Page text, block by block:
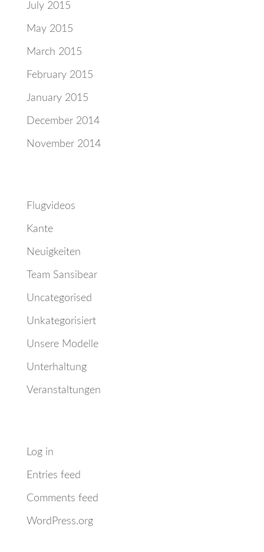
July 2015
May 2015
March 2015
February 2015
January 2015
December 2014
November 2014
Flugvideos
Kante
Neuigkeiten
Team Sansibear
Uncategorised
Unkategorisiert
Unsere Modelle
Unterhaltung
Veranstaltungen
Log in
Entries feed
Comments feed
WordPress.org